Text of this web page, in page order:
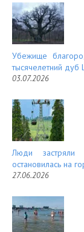
Убежище
тысячелетний дуб
03.07.2026
Люди застряли
остановилась на
27.06.2026